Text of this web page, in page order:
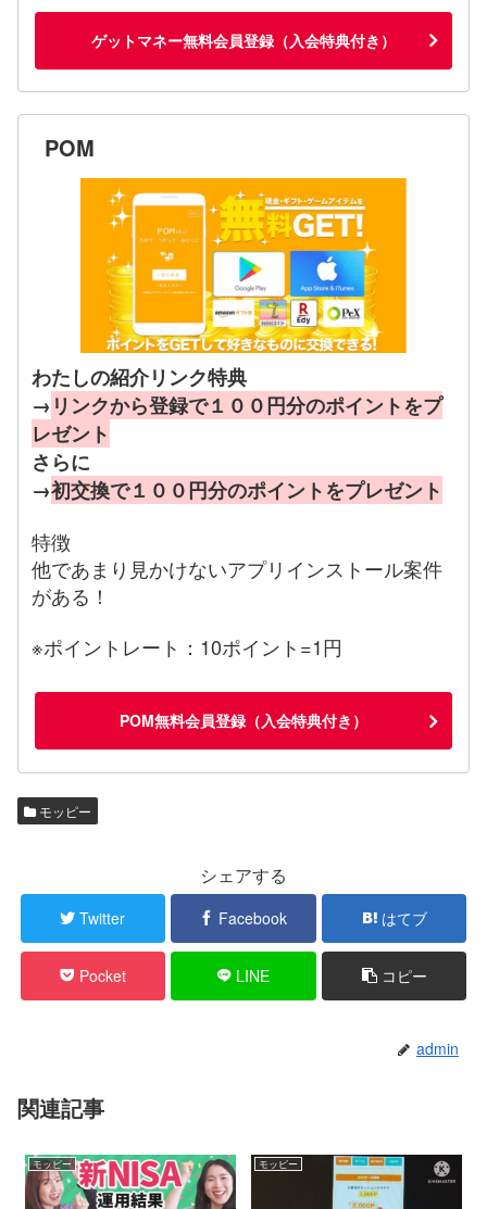
ゲットマネー無料会員登録（入会特典付き）
POM
わたしの紹介リンク特典
→ リンクから登録で１００円分のポイントをプ
レゼント
さらに
→初交換で１００円分のポイントをプレゼント
特徴
他であまり見かけないアプリインストール案件
がある！
※ポイントレート：10ポイント=1円
POM無料会員登録（入会特典付き）
モッピー
シェアする
Twitter Facebook はてブ
Pocket LINE コピー
admin
関連記事
モッピー モッピー